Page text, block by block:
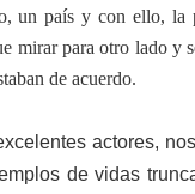
un país y con ello,
mirar para otro lado y
de acuerdo.
actores,
de vidas